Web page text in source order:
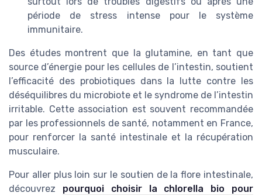
période de stress intense pour le système
immunitaire.
Des études montrent que la glutamine, en tant que
source d’énergie pour les cellules de l’intestin, soutient
l’efficacité des probiotiques dans la lutte contre les
déséquilibres du microbiote et le syndrome de l’intestin
irritable. Cette association est souvent recommandée
par les professionnels de santé, notamment en France,
pour renforcer la santé intestinale et la récupération
musculaire.
Pour aller plus loin sur le soutien de la flore intestinale,
découvrez pourquoi choisir la chlorella bio pour